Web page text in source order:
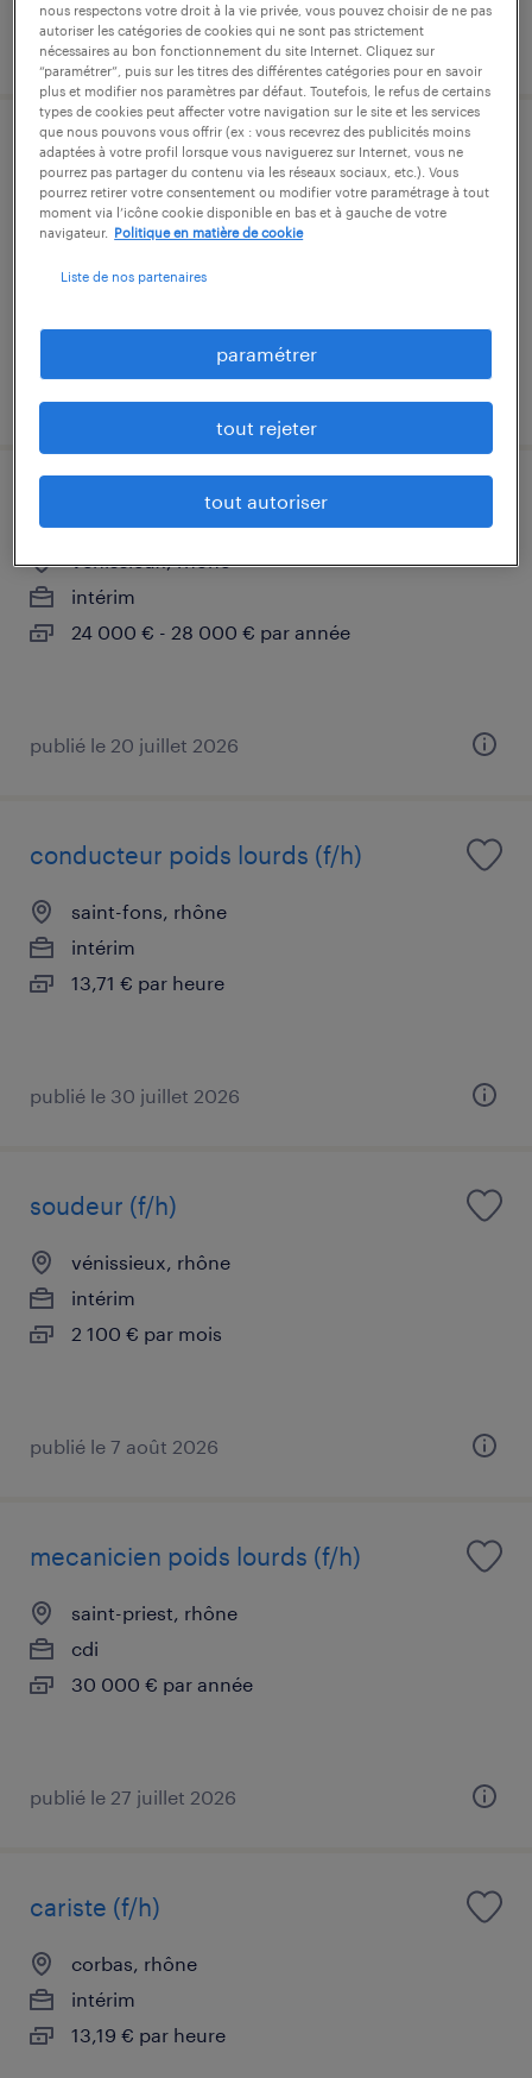
publié le 21 juillet 2026
conducteur de ligne (h/f) (f/h)
feyzin, rhône
cdi
26 000 € par année
opérateur des procédés (f/h)
vénissieux, rhône
intérim
24 000 € - 28 000 € par année
publié le 20 juillet 2026
conducteur poids lourds (f/h)
saint-fons, rhône
intérim
13,71 € par heure
publié le 30 juillet 2026
soudeur (f/h)
vénissieux, rhône
intérim
2 100 € par mois
publié le 7 août 2026
mecanicien poids lourds (f/h)
saint-priest, rhône
cdi
30 000 € par année
publié le 27 juillet 2026
cariste (f/h)
corbas, rhône
intérim
13,19 € par heure
nous respectons votre droit à la vie privée, vous pouvez choisir de ne pas
autoriser les catégories de cookies qui ne sont pas strictement
nécessaires au bon fonctionnement du site Internet. Cliquez sur
“paramétrer”, puis sur les titres des différentes catégories pour en savoir
plus et modifier nos paramètres par défaut. Toutefois, le refus de certains
types de cookies peut affecter votre navigation sur le site et les services
que nous pouvons vous offrir (ex : vous recevrez des publicités moins
adaptées à votre profil lorsque vous naviguerez sur Internet, vous ne
pourrez pas partager du contenu via les réseaux sociaux, etc.). Vous
pourrez retirer votre consentement ou modifier votre paramétrage à tout
moment via l’icône cookie disponible en bas et à gauche de votre
navigateur.
Politique en matière de cookie
Liste de nos partenaires
paramétrer
tout rejeter
tout autoriser